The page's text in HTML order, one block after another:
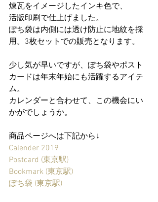
煉瓦をイメージしたインキ色で、
活版印刷で仕上げました。
ぽち袋は内側には透け防止に地紋を採
用。3枚セットでの販売となります。
少し気が早いですが、ぽち袋やポスト
カードは年末年始にも活躍するアイテ
ム。
カレンダーと合わせて、この機会にい
かがでしょうか。
商品ページへは下記から↓
Calender 2019
Postcard (東京駅)
Bookmark (東京駅)
ぽち袋 (東京駅)